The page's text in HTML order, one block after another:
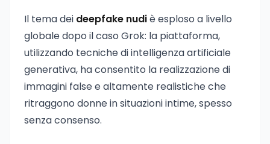
Il tema dei deepfake nudiè esploso a livello
globale dopo il caso Grok: la piattaforma,
utilizzando tecniche di intelligenza artificiale
generativa, ha consentito la realizzazione di
immagini false e altamente realistiche che
ritraggono donne in situazioni intime, spesso
senza consenso.